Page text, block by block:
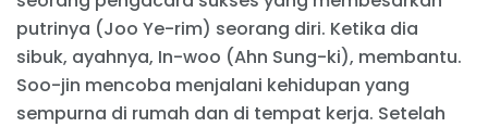
putrinya (Joo Ye-rim) seorang diri. Ketika dia
sibuk, ayahnya, In-woo (Ahn Sung-ki), membantu.
Soo-jin mencoba menjalani kehidupan yang
sempurna di rumah dan di tempat kerja. Setelah